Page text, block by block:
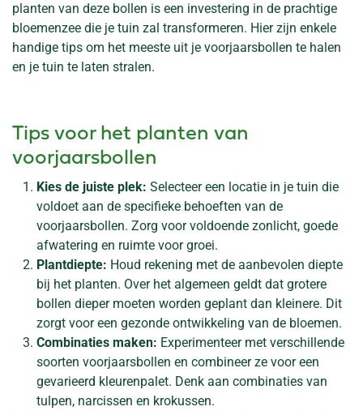
planten van deze bollen is een investering in de prachtige
bloemenzee die je tuin zal transformeren. Hier zijn enkele
handige tips om het meeste uit je voorjaarsbollen te halen
en je tuin te laten stralen.
Tips voor het planten van
voorjaarsbollen
Kies de juiste plek: Selecteer een locatie in je tuin die
voldoet aan de specifieke behoeften van de
voorjaarsbollen. Zorg voor voldoende zonlicht, goede
afwatering en ruimte voor groei.
Plantdiepte: Houd rekening met de aanbevolen diepte
bij het planten. Over het algemeen geldt dat grotere
bollen dieper moeten worden geplant dan kleinere. Dit
zorgt voor een gezonde ontwikkeling van de bloemen.
Combinaties maken: Experimenteer met verschillende
soorten voorjaarsbollen en combineer ze voor een
gevarieerd kleurenpalet. Denk aan combinaties van
tulpen, narcissen en krokussen.